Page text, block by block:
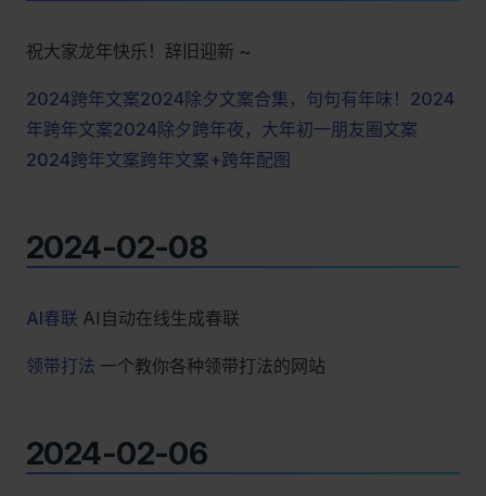
祝大家龙年快乐！辞旧迎新 ~
2024跨年文案2024除夕文案合集，句句有年味！ 2024
年跨年文案2024除夕跨年夜，大年初一朋友圈文案
2024跨年文案跨年文案+跨年配图
2024-02-08
AI春联 AI自动在线生成春联
领带打法 一个教你各种领带打法的网站
2024-02-06